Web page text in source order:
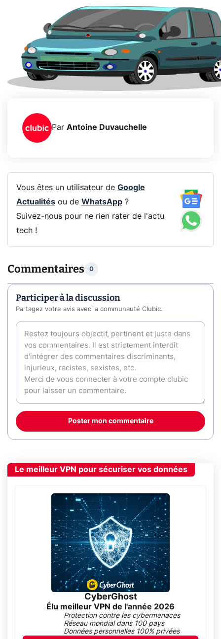
Par Antoine Duvauchelle
Vous êtes un utilisateur de Google
Actualitésou de WhatsApp?
Suivez-nous pour ne rien rater de l'actu
tech !
Commentaires 0
Participer à la discussion
Partagez votre avis avec la communauté Clubic.
Poster mon commentaire
Le meilleur VPN pour sécuriser vos données
CyberGhost
Élu meilleur VPN de l'année 2026
Protection contre les cybermenaces
Réseau mondial dans 100 pays
Données personnelles 100% privées